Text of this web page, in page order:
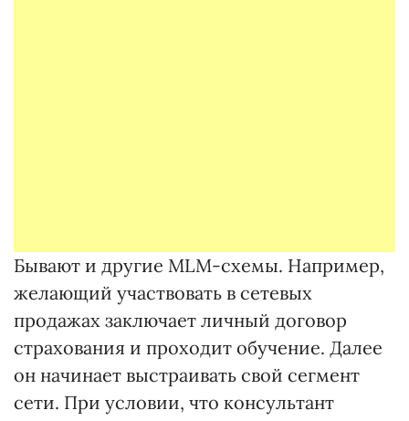
Бывают и другие MLM-схемы. Например,
желающий участвовать в сетевых
продажах заключает личный договор
страхования и проходит обучение. Далее
он начинает выстраивать свой сегмент
сети. При условии, что консультант